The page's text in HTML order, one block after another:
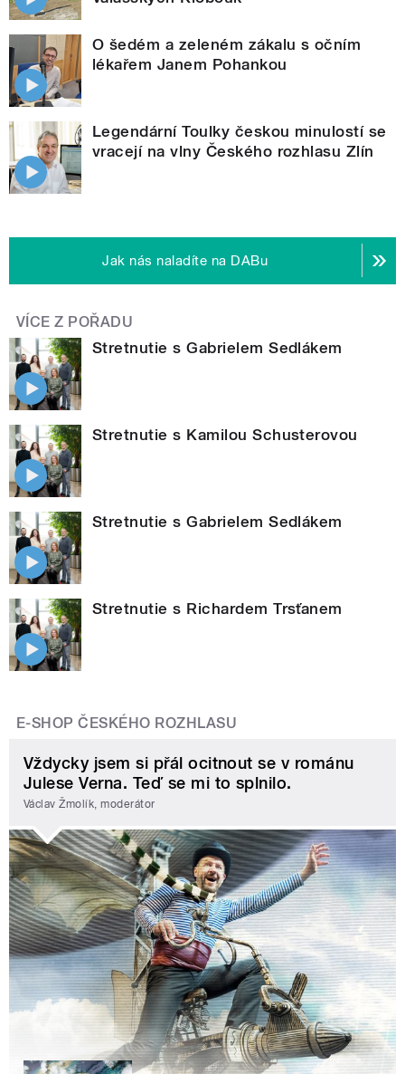
O šedém a zeleném zákalu s očním
lékařem Janem Pohankou
Legendární Toulky českou minulostí se
vracejí na vlny Českého rozhlasu Zlín
Jak nás naladíte na DABu
VÍCE Z POŘADU
Stretnutie s Gabrielem Sedlákem
Stretnutie s Kamilou Schusterovou
Stretnutie s Gabrielem Sedlákem
Stretnutie s Richardem Trsťanem
E-SHOP ČESKÉHO ROZHLASU
Vždycky jsem si přál ocitnout se v románu
Julese Verna. Teď se mi to splnilo.
Václav Žmolík, moderátor